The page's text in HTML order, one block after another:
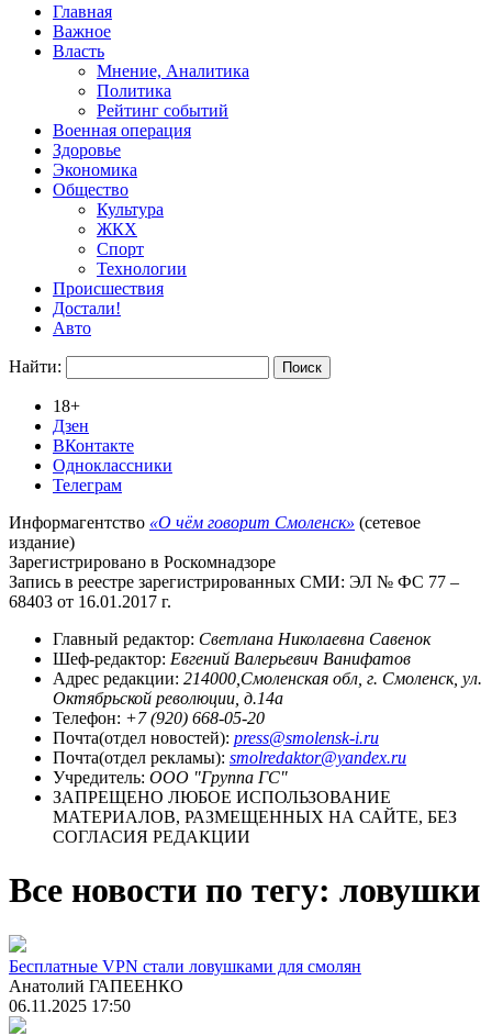
Главная
Важное
Власть
Мнение, Аналитика
Политика
Рейтинг событий
Военная операция
Здоровье
Экономика
Общество
Культура
ЖКХ
Спорт
Технологии
Происшествия
Достали!
Авто
Найти:
18+
Дзен
ВКонтакте
Одноклассники
Телеграм
Информагентство «О чём говорит Смоленск» (сетевое
издание)
Зарегистрировано в Роскомнадзоре
Запись в реестре зарегистрированных СМИ: ЭЛ № ФС 77 –
68403 от 16.01.2017 г.
Главный редактор: Светлана Николаевна Савенок
Шеф-редактор: Евгений Валерьевич Ванифатов
Адрес редакции: 214000,Смоленская обл, г. Смоленск, ул.
Октябрьской революции, д.14а
Телефон: +7 (920) 668-05-20
Почта(отдел новостей): press@smolensk-i.ru
Почта(отдел рекламы): smolredaktor@yandex.ru
Учредитель: ООО "Группа ГС"
ЗАПРЕЩЕНО ЛЮБОЕ ИСПОЛЬЗОВАНИЕ
МАТЕРИАЛОВ, РАЗМЕЩЕННЫХ НА САЙТЕ, БЕЗ
СОГЛАСИЯ РЕДАКЦИИ
Все новости по тегу: ловушки
Бесплатные VPN стали ловушками для смолян
Анатолий ГАПЕЕНКО
06.11.2025 17:50